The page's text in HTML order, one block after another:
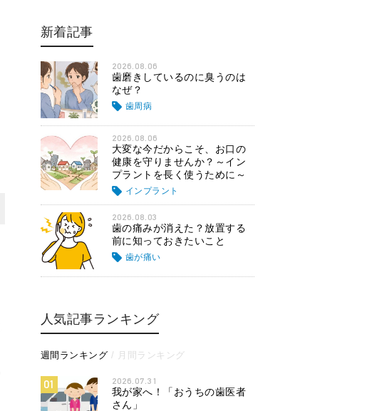
新着記事
2026.08.06
歯磨きしているのに臭うのは
なぜ？
歯周病
2026.08.06
大変な今だからこそ、お口の
健康を守りませんか？～イン
プラントを長く使うために～
インプラント
2026.08.03
歯の痛みが消えた？放置する
前に知っておきたいこと
歯が痛い
人気記事ランキング
週間ランキング 月間ランキング
01 2026.07.31
我が家へ！「おうちの歯医者
さん」